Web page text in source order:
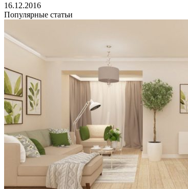
16.12.2016
Популярные статьи